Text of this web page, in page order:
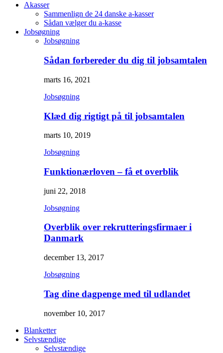
Akasser
Sammenlign de 24 danske a-kasser
Sådan vælger du a-kasse
Jobsøgning
Jobsøgning
Sådan forbereder du dig til jobsamtalen
marts 16, 2021
Jobsøgning
Klæd dig rigtigt på til jobsamtalen
marts 10, 2019
Jobsøgning
Funktionærloven – få et overblik
juni 22, 2018
Jobsøgning
Overblik over rekrutteringsfirmaer i
Danmark
december 13, 2017
Jobsøgning
Tag dine dagpenge med til udlandet
november 10, 2017
Blanketter
Selvstændige
Selvstændige